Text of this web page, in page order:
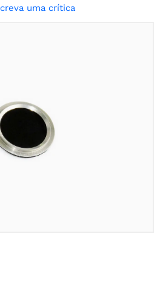
uma crítica